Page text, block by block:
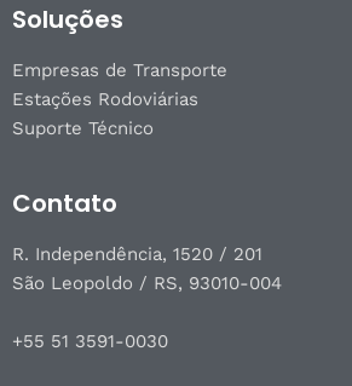
Soluções
Empresas de Transporte
Estações Rodoviárias
Suporte Técnico
Contato
R. Independência, 1520 / 201
São Leopoldo / RS, 93010-004
+55 51 3591-0030